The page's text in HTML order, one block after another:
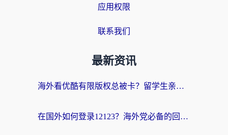
应用权限
联系我们
最新资讯
海外看优酷有限版权总被卡？留学生亲测有效的回国加速器选择指南
在国外如何登录12123？海外党必备的回国加速实用指南